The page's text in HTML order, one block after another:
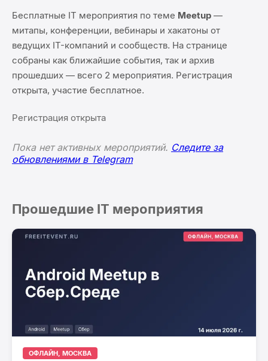
Бесплатные IT мероприятия по теме Meetup —
митапы, конференции, вебинары и хакатоны от
ведущих IT-компаний и сообществ. На странице
собраны как ближайшие события, так и архив
прошедших — всего 2 мероприятия. Регистрация
открыта, участие бесплатное.
Регистрация открыта
Пока нет активных мероприятий. Следите за
обновлениями в Telegram
Прошедшие IT мероприятия
ОФЛАЙН, МОСКВА